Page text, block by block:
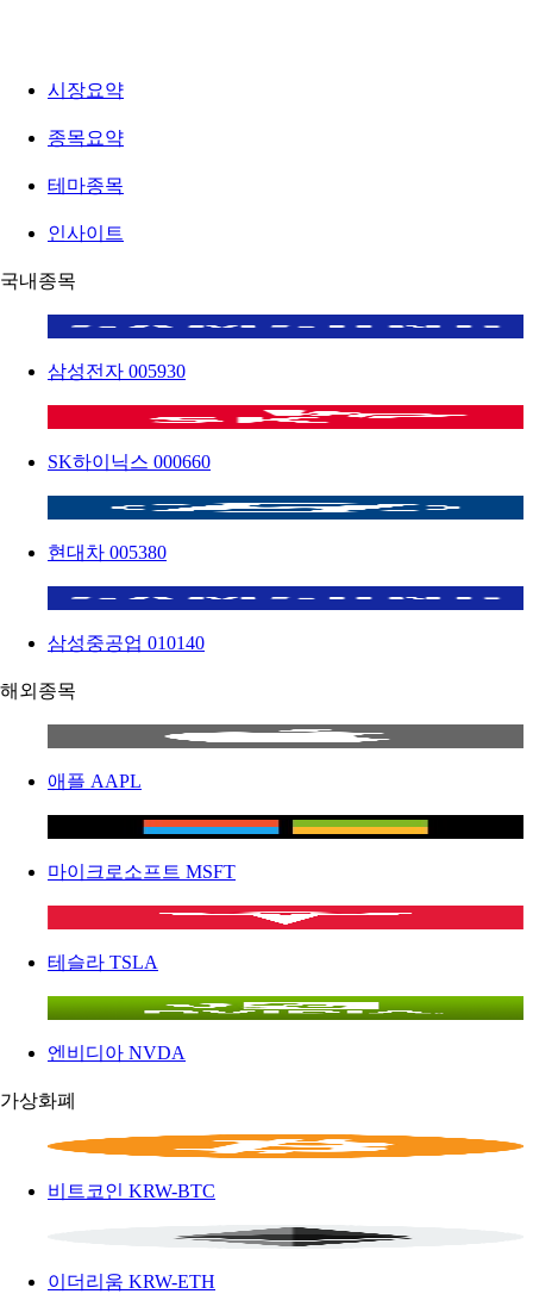
시장요약
종목요약
테마종목
인사이트
국내종목
삼성전자 005930
SK하이닉스 000660
현대차 005380
삼성중공업 010140
해외종목
애플 AAPL
마이크로소프트 MSFT
테슬라 TSLA
엔비디아 NVDA
가상화폐
비트코인 KRW-BTC
이더리움 KRW-ETH